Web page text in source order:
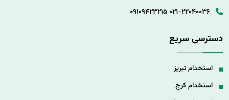
021-22040036
09109423215
دسترسی سریع
استخدام تبریز
استخدام کرج